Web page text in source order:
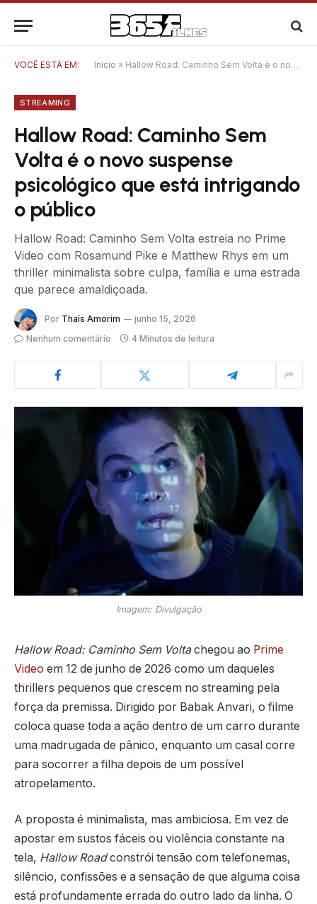
VOCÊ ESTÁ EM: Início » Hallow Road: Caminho Sem Volta é o novo suspense psicológico que está intrigando o público
STREAMING
Hallow Road: Caminho Sem
Volta é o novo suspense
psicológico que está intrigando
o público
Hallow Road: Caminho Sem Volta estreia no Prime
Video com Rosamund Pike e Matthew Rhys em um
thriller minimalista sobre culpa, família e uma estrada
que parece amaldiçoada.
Por Thaís Amorim
junho 15, 2026
Nenhum comentário
4 Minutos de leitura
Imagem: Divulgação
Hallow Road: Caminho Sem Voltachegou ao Prime
Video em 12 de junho de 2026 como um daqueles
thrillers pequenos que crescem no streaming pela
força da premissa. Dirigido por Babak Anvari, o filme
coloca quase toda a ação dentro de um carro durante
uma madrugada de pânico, enquanto um casal corre
para socorrer a filha depois de um possível
atropelamento.
A proposta é minimalista, mas ambiciosa. Em vez de
apostar em sustos fáceis ou violência constante na
tela, Hallow Roadconstrói tensão com telefonemas,
silêncio, confissões e a sensação de que alguma coisa
está profundamente errada do outro lado da linha. O